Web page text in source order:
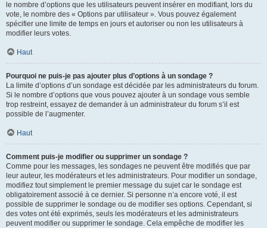
le nombre d’options que les utilisateurs peuvent insérer en modifiant, lors du
vote, le nombre des « Options par utilisateur ». Vous pouvez également
spécifier une limite de temps en jours et autoriser ou non les utilisateurs à
modifier leurs votes.
Haut
Pourquoi ne puis-je pas ajouter plus d’options à un sondage ?
La limite d’options d’un sondage est décidée par les administrateurs du forum.
Si le nombre d’options que vous pouvez ajouter à un sondage vous semble
trop restreint, essayez de demander à un administrateur du forum s’il est
possible de l’augmenter.
Haut
Comment puis-je modifier ou supprimer un sondage ?
Comme pour les messages, les sondages ne peuvent être modifiés que par
leur auteur, les modérateurs et les administrateurs. Pour modifier un sondage,
modifiez tout simplement le premier message du sujet car le sondage est
obligatoirement associé à ce dernier. Si personne n’a encore voté, il est
possible de supprimer le sondage ou de modifier ses options. Cependant, si
des votes ont été exprimés, seuls les modérateurs et les administrateurs
peuvent modifier ou supprimer le sondage. Cela empêche de modifier les